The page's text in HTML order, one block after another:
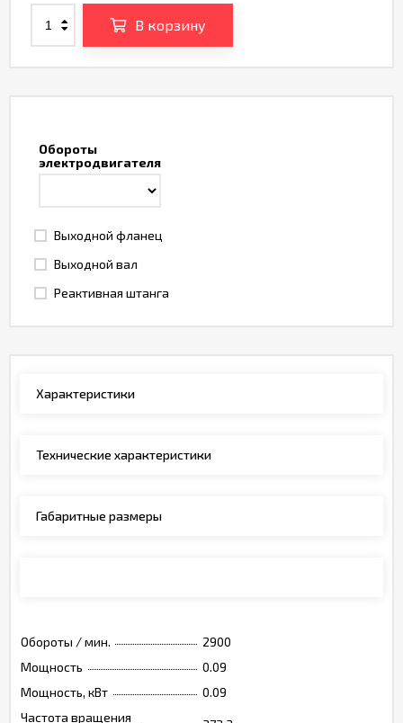
Обороты
электродвигателя
Выходной фланец
Выходной вал
Реактивная штанга
В корзину
Характеристики
Технические характеристики
Габаритные размеры
Обороты / мин.
2900
Мощность
0.09
Мощность, кВт
0.09
Частота вращения